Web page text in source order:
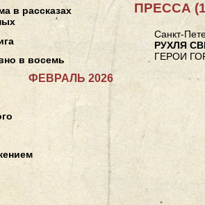
ПРЕССА
Санкт-
РУХЛЯ
ГЕРОИ
в рассказах
в восемь
ФЕВРАЛЬ 2026